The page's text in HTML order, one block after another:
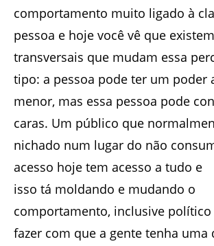
comportamento muito ligado à
pessoa e hoje você vê que
transversais que mudam essa
tipo: a pessoa pode ter um poder
menor, mas essa pessoa pode
caras. Um público que
nichado num lugar do não
acesso hoje tem acesso a tudo e
isso tá moldando e mudando o
comportamento, inclusive
fazer com que a gente tenha uma